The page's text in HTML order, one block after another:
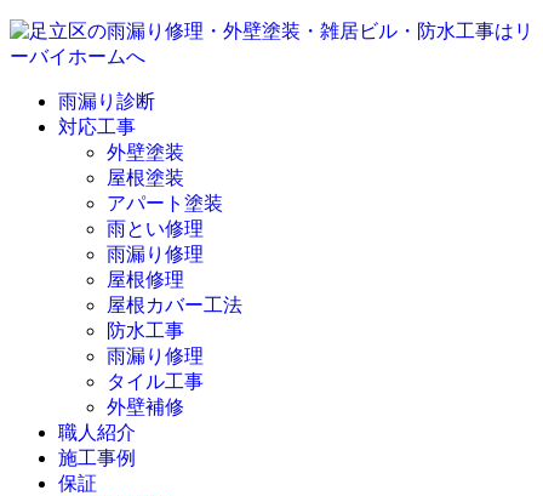
雨漏り診断
対応工事
外壁塗装
屋根塗装
アパート塗装
雨とい修理
雨漏り修理
屋根修理
屋根カバー工法
防水工事
雨漏り修理
タイル工事
外壁補修
職人紹介
施工事例
保証